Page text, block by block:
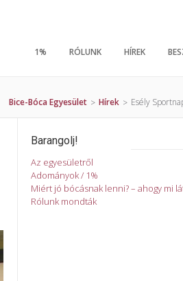
1% RÓLUNK HÍREK
Bice-Bóca Egyesület > Hírek > Esély
Barangolj!
Az egyesületről
Adományok / 1%
Miért jó bócásnak lenni? – ahogy mi
Rólunk mondták